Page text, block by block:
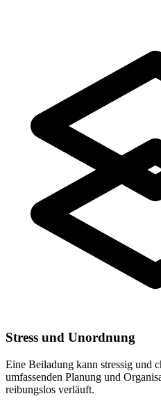
Stress und Unordnung
Eine Beiladung kann stressig und
umfassenden Planung und
reibungslos verläuft.